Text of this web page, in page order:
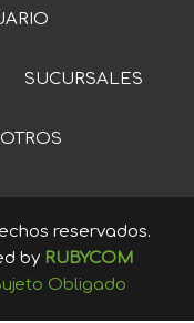
SUCURSALES
reservados.
by RUBYCOM